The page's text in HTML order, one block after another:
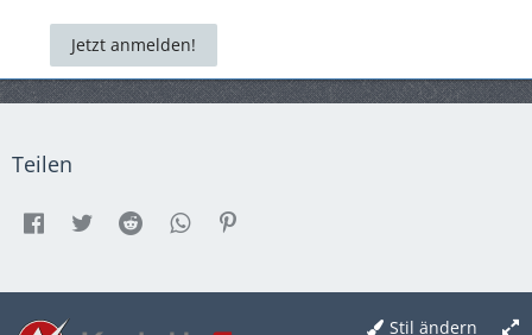
Jetzt anmelden!
Teilen
Stil ändern